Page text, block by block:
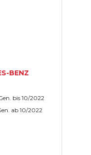
BENZ
bis 10/2022
ab 10/2022